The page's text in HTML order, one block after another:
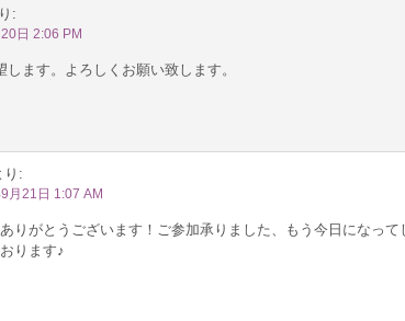
:
日 2:06 PM
します。よろしくお願い致します。
り:
月21日 1:07 AM
りがとうございます！ご参加承りました、もう今日になっ
ります♪